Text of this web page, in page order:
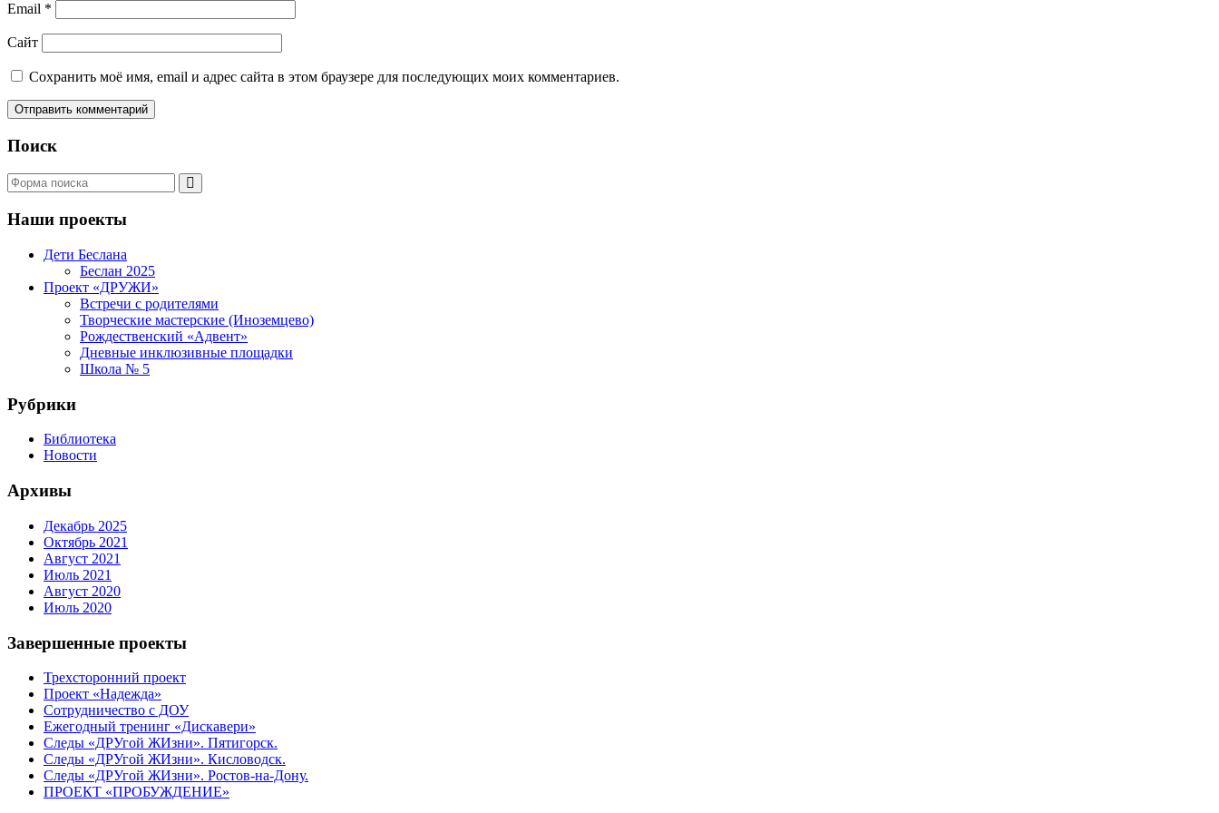
Email *
Сайт
Сохранить моё имя, email и адрес сайта в этом браузере для последующих моих комментариев.
Поиск
Наши проекты
Дети Беслана
Беслан 2025
Проект «ДРУЖИ»
Встречи с родителями
Творческие мастерские (Иноземцево)
Рождественский «Адвент»
Дневные инклюзивные площадки
Школа № 5
Рубрики
Библиотека
Новости
Архивы
Декабрь 2025
Октябрь 2021
Август 2021
Июль 2021
Август 2020
Июль 2020
Завершенные проекты
Трехсторонний проект
Проект «Надежда»
Сотрудничество с ДОУ
Ежегодный тренинг «Дискавери»
Следы «ДРУгой ЖИзни». Пятигорск.
Следы «ДРУгой ЖИзни». Кисловодск.
Следы «ДРУгой ЖИзни». Ростов-на-Дону.
ПРОЕКТ «ПРОБУЖДЕНИЕ»